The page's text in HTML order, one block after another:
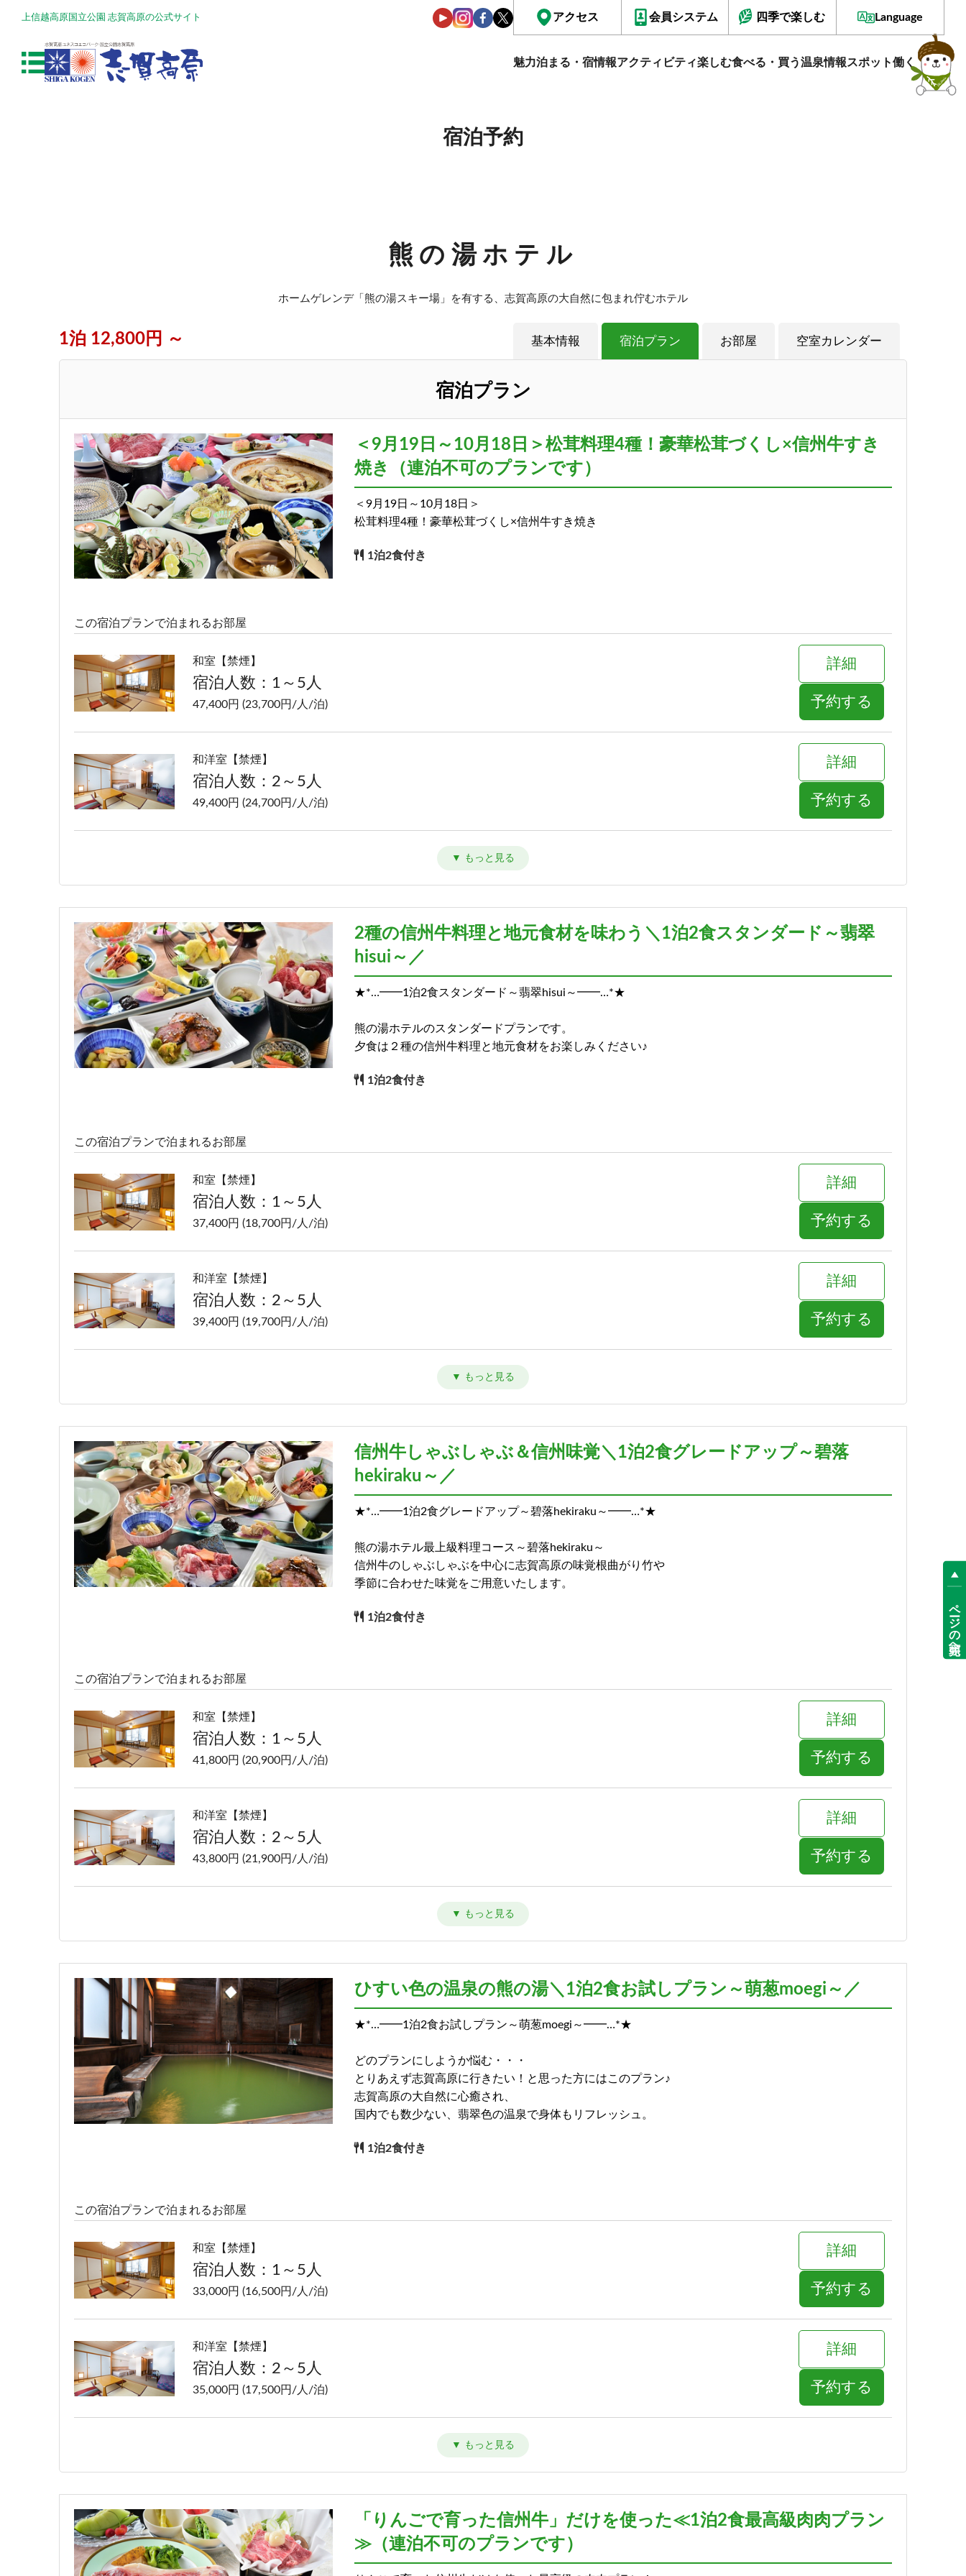
上信越高原国立公園 志賀高原の公式サイト アクセス 会員システム 四季で楽しむ Language
魅力泊まる・宿情報アクティビティ楽しむ食べる・買う温泉情報スポット働く
宿泊予約
熊の湯ホテル
ホームゲレンデ「熊の湯スキー場」を有する、志賀高原の大自然に包まれ佇むホテル
1泊 12,800円 ～ 基本情報 宿泊プラン お部屋 空室カレンダー
宿泊プラン
＜9月19日～10月18日＞松茸料理4種！豪華松茸づくし×信州牛すき
焼き（連泊不可のプランです）
＜9月19日～10月18日＞
松茸料理4種！豪華松茸づくし×信州牛すき焼き
1泊2食付き
この宿泊プランで泊まれるお部屋
和室【禁煙】
宿泊人数：1～5人
47,400円 (23,700円/人/泊)
詳細
予約する
和洋室【禁煙】
宿泊人数：2～5人
49,400円 (24,700円/人/泊)
詳細
予約する
特別室【禁煙】
宿泊人数：2～4人
73,400円 (36,700円/人/泊)
2種の信州牛料理と地元食材を味わう＼1泊2食スタンダード～翡翠
hisui～／
★*…━━1泊2食スタンダード～翡翠hisui～━━…*★
熊の湯ホテルのスタンダードプランです。
夕食は２種の信州牛料理と地元食材をお楽しみください♪
1泊2食付き
この宿泊プランで泊まれるお部屋
和室【禁煙】
宿泊人数：1～5人
37,400円 (18,700円/人/泊)
詳細
予約する
和洋室【禁煙】
宿泊人数：2～5人
39,400円 (19,700円/人/泊)
詳細
予約する
信州牛しゃぶしゃぶ＆信州味覚＼1泊2食グレードアップ～碧落
hekiraku～／
★*…━━1泊2食グレードアップ～碧落hekiraku～━━…*★
熊の湯ホテル最上級料理コース～碧落hekiraku～
信州牛のしゃぶしゃぶを中心に志賀高原の味覚根曲がり竹や
季節に合わせた味覚をご用意いたします。
1泊2食付き
この宿泊プランで泊まれるお部屋
和室【禁煙】
宿泊人数：1～5人
41,800円 (20,900円/人/泊)
詳細
予約する
和洋室【禁煙】
宿泊人数：2～5人
43,800円 (21,900円/人/泊)
詳細
予約する
特別室【禁煙】
宿泊人数：2～4人
67,800円 (33,900円/人/泊)
ひすい色の温泉の熊の湯＼1泊2食お試しプラン～萌葱moegi～／
★*…━━1泊2食お試しプラン～萌葱moegi～━━…*★
どのプランにしようか悩む・・・
とりあえず志賀高原に行きたい！と思った方にはこのプラン♪
志賀高原の大自然に心癒され、
国内でも数少ない、翡翠色の温泉で身体もリフレッシュ。
1泊2食付き
この宿泊プランで泊まれるお部屋
和室【禁煙】
宿泊人数：1～5人
33,000円 (16,500円/人/泊)
詳細
予約する
和洋室【禁煙】
宿泊人数：2～5人
35,000円 (17,500円/人/泊)
詳細
予約する
「りんごで育った信州牛」だけを使った≪1泊2食最高級肉肉プラン
≫（連泊不可のプランです）
ページの先頭へ